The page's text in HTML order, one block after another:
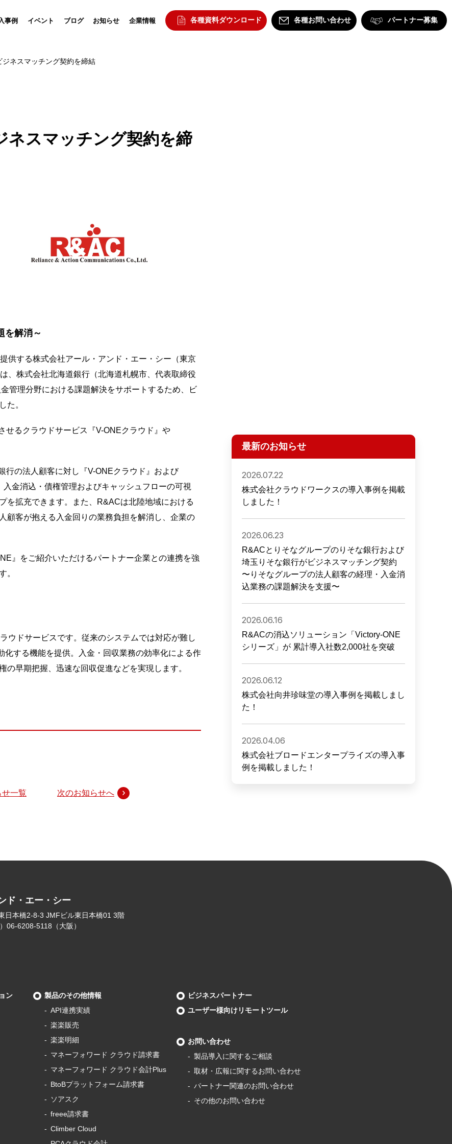
事例 イベント ブログ お知らせ 企業情報 各種資料ダウンロード 各種お問い合わせ パートナー募集
ジネスマッチング契約を締結
ネスマッチング契約を締
を解消～
供する株式会社アール・アンド・エー・シー（東京
、株式会社北海道銀行（北海道札幌市、代表取締役
管理分野における課題解決をサポートするため、ビ
た。
るクラウドサービス『V-ONEクラウド』や
の法人顧客に対し『V-ONEクラウド』および
金消込・債権管理およびキャッシュフローの可視
を拡充できます。また、R&ACは北陸地域における
顧客が抱える入金回りの業務負担を解消し、企業の
』をご紹介いただけるパートナー企業との連携を強
。
ドサービスです。従来のシステムでは対応が難し
する機能を提供。入金・回収業務の効率化による作
早期把握、迅速な回収促進などを実現します。
せ一覧 次のお知らせへ
最新のお知らせ
2026.07.22
株式会社クラウドワークスの導入事例を掲載
しました！
2026.06.23
R&ACとりそなグループのりそな銀行および
埼玉りそな銀行がビジネスマッチング契約
〜りそなグループの法人顧客の経理・入金消
込業務の課題解決を支援〜
2026.06.16
R&ACの消込ソリューション「Victory-ONE
シリーズ」が 累計導入社数2,000社を突破
2026.06.12
株式会社向井珍味堂の導入事例を掲載しまし
た！
2026.04.06
株式会社ブロードエンタープライズの導入事
例を掲載しました！
ド・エー・シー
日本橋2-8-3 JMFビル東日本橋01 3階
06-6208-5118（大阪）
ン
製品のその他情報
API連携実績
楽楽販売
楽楽明細
マネーフォワード クラウド請求書
マネーフォワード クラウド会計Plus
BtoBプラットフォーム請求書
ソアスク
freee請求書
Climber Cloud
ビジネスパートナー
ユーザー様向けリモートツール
お問い合わせ
製品導⼊に関するご相談
取材・広報に関するお問い合わせ
パートナー関連のお問い合わせ
その他のお問い合わせ